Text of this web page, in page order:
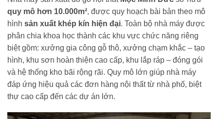
quy mô hơn 10.000m², được quy hoạch bài bản theo mô
hình sản xuất khép kín hiện đại. Toàn bộ nhà máy được
phân chia khoa học thành các khu vực chức năng riêng
biệt gồm: xưởng gia công gỗ thô, xưởng chạm khắc – tạo
hình, khu sơn hoàn thiện cao cấp, khu lắp ráp – đóng gói
và hệ thống kho bãi rộng rãi. Quy mô lớn giúp nhà máy
đáp ứng hiệu quả các đơn hàng nội thất từ nhà phố, biệt
thự cao cấp đến các dự án lớn.